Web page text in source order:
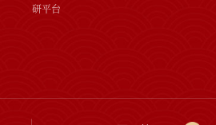
研平台